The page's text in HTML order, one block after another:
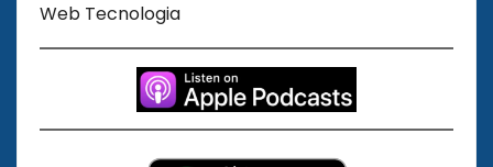
Web Tecnologia